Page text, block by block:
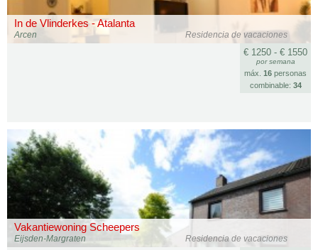
In de Vlinderkes - Atalanta
Residencia de vacaciones
Arcen
€ 1250 - € 1550
por semana
máx. 16 personas
combinable: 34
Vakantiewoning Scheepers
Residencia de vacaciones
Eijsden-Margraten